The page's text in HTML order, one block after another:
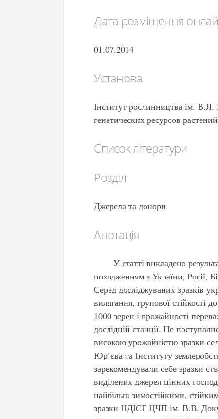
Дата розміщення
01.07.2014
Установа
Інститут рослинництва ім.
генетических ресурсов
Список літератури
Розділ
Джерела та донори
Анотація
У статті викладено
походженням з України, Росії,
Серед досліджуваних зразків
вилягання, групової стійкості
1000 зерен і врожайності
дослідній станції. Не
високою урожайністю зразки
Юр’єва та Інституту
зарекомендували себе зразки
виділених джерел цінних
найбільш зимостійкими,
зразки НДІСГ ЦЧП ім. В.В.